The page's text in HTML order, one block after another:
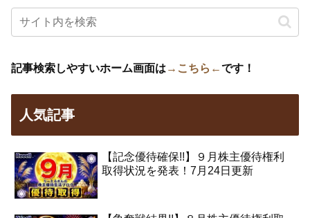
記事検索しやすいホーム画面は →こちら←です！
人気記事
【記念優待確保!!】９月株主優待権利
取得状況を発表！7月24日更新